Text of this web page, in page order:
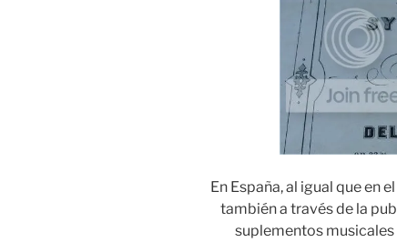
En España, al igual que en
también a través de la
suplementos